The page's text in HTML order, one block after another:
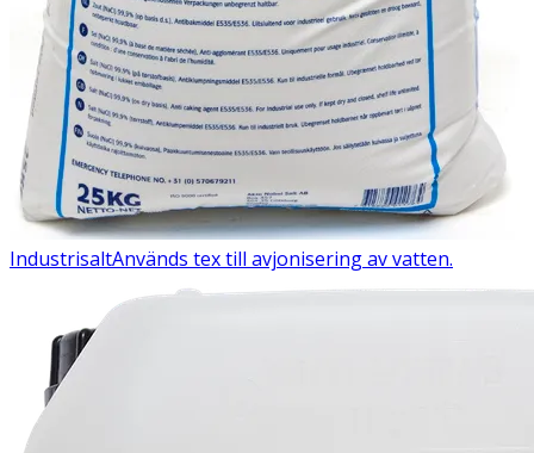
IndustrisaltAnvänds tex till avjonisering av vatten.